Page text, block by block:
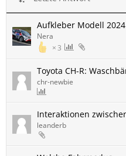
Aufkleber Modell 2024
3
Nera
Toyota CH-R:
chr-newbie
Interaktionen
leanderb